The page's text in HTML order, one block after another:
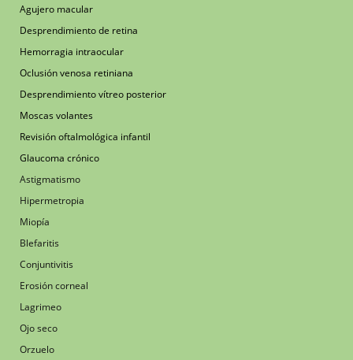
Agujero macular
Desprendimiento de retina
Hemorragia intraocular
Oclusión venosa retiniana
Desprendimiento vítreo posterior
Moscas volantes
Revisión oftalmológica infantil
Glaucoma crónico
Astigmatismo
Hipermetropia
Miopía
Blefaritis
Conjuntivitis
Erosión corneal
Lagrimeo
Ojo seco
Orzuelo